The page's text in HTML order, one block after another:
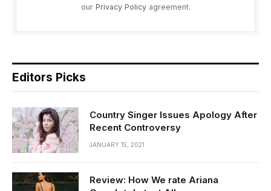
our Privacy Policyagreement.
Editors Picks
Country Singer Issues Apology After
Recent Controversy
JANUARY 15, 2021
Review: How We rate Ariana